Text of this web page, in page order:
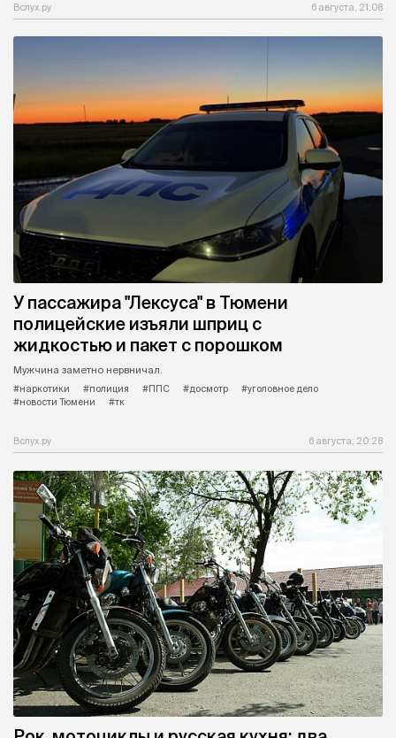
Вслух.ру 6 августа, 21:08
У пассажира "Лексуса" в Тюмени
полицейские изъяли шприц с
жидкостью и пакет с порошком
Мужчина заметно нервничал.
#наркотики
#полиция #ППС #досмотр
#уголовное дело
#новости Тюмени
#тк
Вслух.ру 6 августа, 20:28